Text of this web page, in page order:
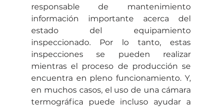
responsable de mantenimiento
información importante acerca del
estado del equipamiento
inspeccionado. Por lo tanto, estas
inspecciones se pueden realizar
mientras el proceso de producción se
encuentra en pleno funcionamiento. Y,
en muchos casos, el uso de una cámara
termográfica puede incluso ayudar a